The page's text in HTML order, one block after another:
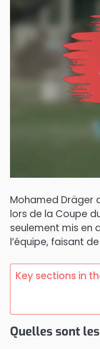
Mohamed Dräger
lors de la Coupe
seulement mis en
l’équipe, faisant
Key sections in
Quelles sont